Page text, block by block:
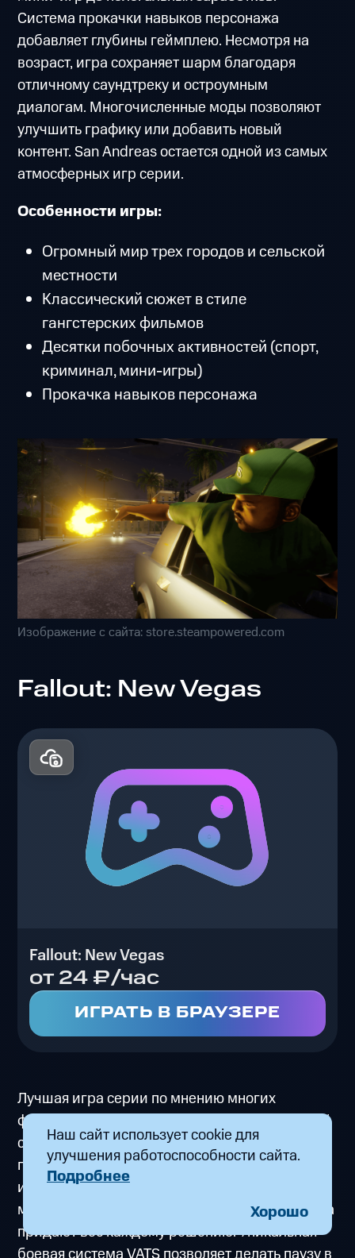
Наш сайт использует cookie для
улучшения работоспособности сайта.
Подробнее
Хорошо
Система прокачки навыков персонажа
добавляет глубины геймплею. Несмотря на
возраст, игра сохраняет шарм благодаря
отличному саундтреку и остроумным
диалогам. Многочисленные моды позволяют
улучшить графику или добавить новый
контент. San Andreas остается одной из самых
атмосферных игр серии.
Особенности игры:
Огромный мир трех городов и сельской
местности
Классический сюжет в стиле
гангстерских фильмов
Десятки побочных активностей (спорт,
криминал, мини-игры)
Прокачка навыков персонажа
Изображение с сайта: store.steampowered.com
Fallout: New Vegas
Fallout: New Vegas
от 24 ₽/час
ИГРАТЬ В БРАУЗЕРЕ
Лучшая игра серии по мнению многих
фанатов, сочетающая глубокий RPG-геймплей
с отличным сюжетом. Действие происходит в
постапокалиптической пустыне Мохаве, где
игрок оказывается втянут в противостояние
местных фракций. Система репутации и карма
придают вес каждому решению. Уникальная